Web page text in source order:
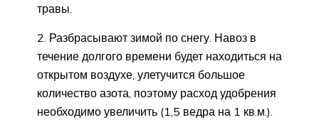
травы.
2. Разбрасывают зимой по снегу. Навоз в
течение долгого времени будет находиться на
открытом воздухе, улетучится большое
количество азота, поэтому расход удобрения
необходимо увеличить (1,5 ведра на 1 кв.м.).